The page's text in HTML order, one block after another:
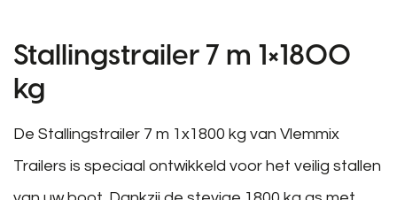
Stallingstrailer 7 m 1×1800
kg
De Stallingstrailer 7 m 1x1800 kg van Vlemmix
Trailers is speciaal ontwikkeld voor het veilig stallen